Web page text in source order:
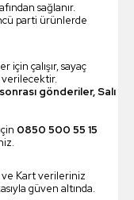
sağlanır.
parti ürünlerde
için çalışır, sayaç
gönderiler, Salı
0850 500 55 15
ve Kart verileriniz
güven altında.